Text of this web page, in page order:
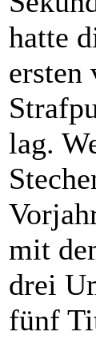
hatte
ersten
lag.
mit
drei
fünf